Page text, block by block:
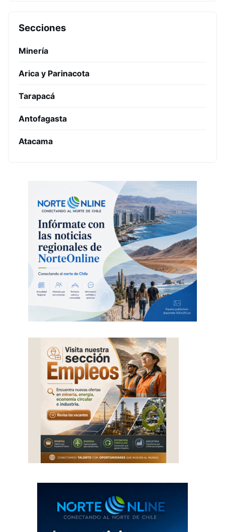
Secciones
Minería
Arica y Parinacota
Tarapacá
Antofagasta
Atacama